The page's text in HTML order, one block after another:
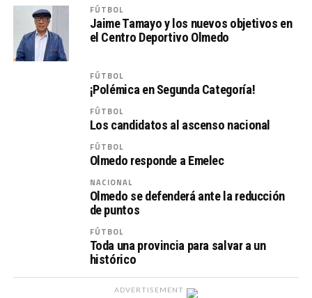
FÚTBOL
Jaime Tamayo y los nuevos objetivos en
el Centro Deportivo Olmedo
FÚTBOL
¡Polémica en Segunda Categoría!
FÚTBOL
Los candidatos al ascenso nacional
FÚTBOL
Olmedo responde a Emelec
NACIONAL
Olmedo se defenderá ante la reducción
de puntos
FÚTBOL
Toda una provincia para salvar a un
histórico
ADVERTISEMENT